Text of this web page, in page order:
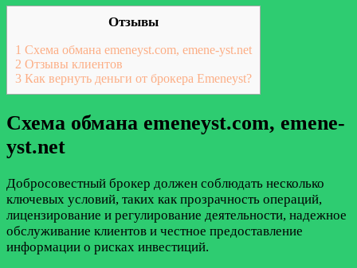
Отзывы
1 Схема обмана emeneyst.com, emene-yst.net
2 Отзывы клиентов
3 Как вернуть деньги от брокера Emeneyst?
Схема обмана emeneyst.com, emene-
yst.net
Добросовестный брокер должен соблюдать несколько
ключевых условий, таких как прозрачность операций,
лицензирование и регулирование деятельности, надежное
обслуживание клиентов и честное предоставление
информации о рисках инвестиций.